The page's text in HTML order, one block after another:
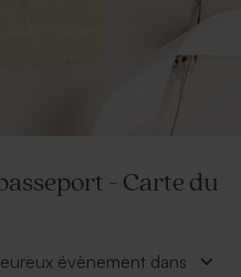
- Carte du
évènement dans